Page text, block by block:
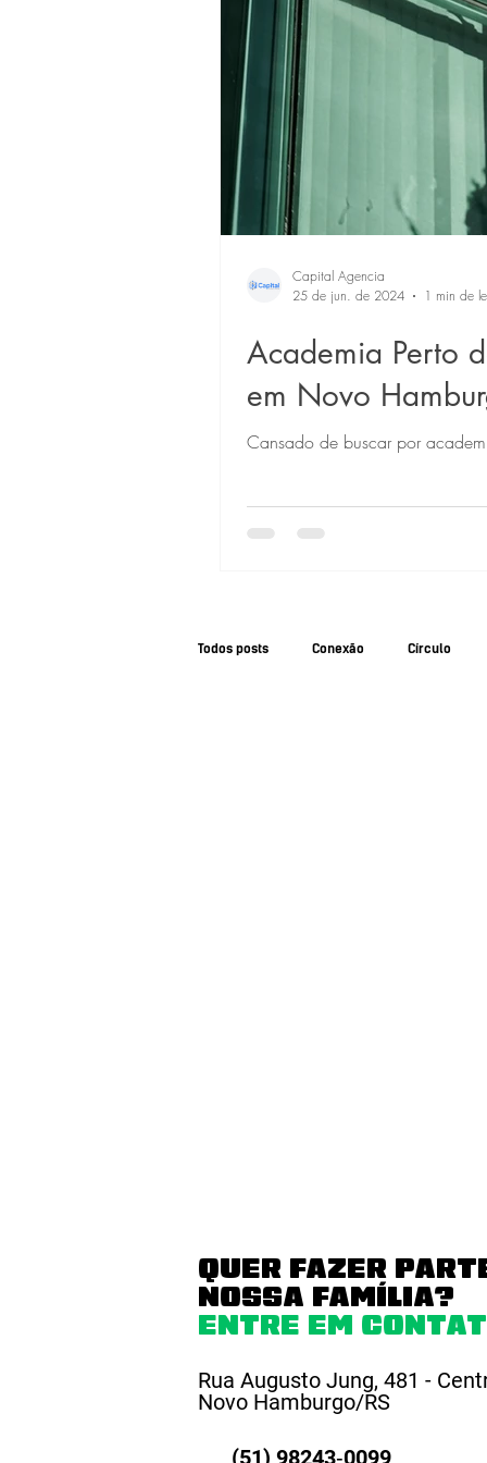
Academia Perto
em Novo
Cansado de buscar por
Capital Agencia
25 de jun. de 2024
1 min de
Todos posts Conexão Círculo
QUER FAZER
NOSSA FAMÍLIA?
ENTRE EM
Rua Augusto Jung, 481 -
Novo Hamburgo/RS
(51) 98243‑0099